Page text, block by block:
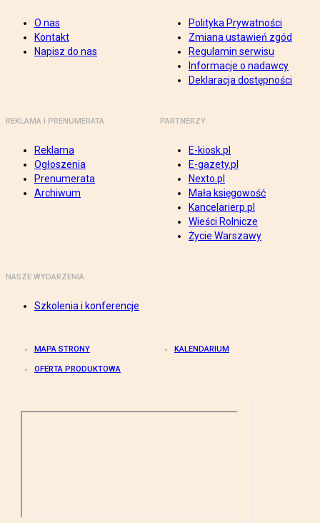
O nas
Kontakt
Napisz do nas
Polityka Prywatności
Zmiana ustawień zgód
Regulamin serwisu
Informacje o nadawcy
Deklaracja dostępności
REKLAMA I PRENUMERATA
Reklama
Ogłoszenia
Prenumerata
Archiwum
PARTNERZY
E-kiosk.pl
E-gazety.pl
Nexto.pl
Mała księgowość
Kancelarierp.pl
Wieści Rolnicze
Życie Warszawy
NASZE WYDARZENIA
Szkolenia i konferencje
MAPA STRONY KALENDARIUM
OFERTA PRODUKTOWA